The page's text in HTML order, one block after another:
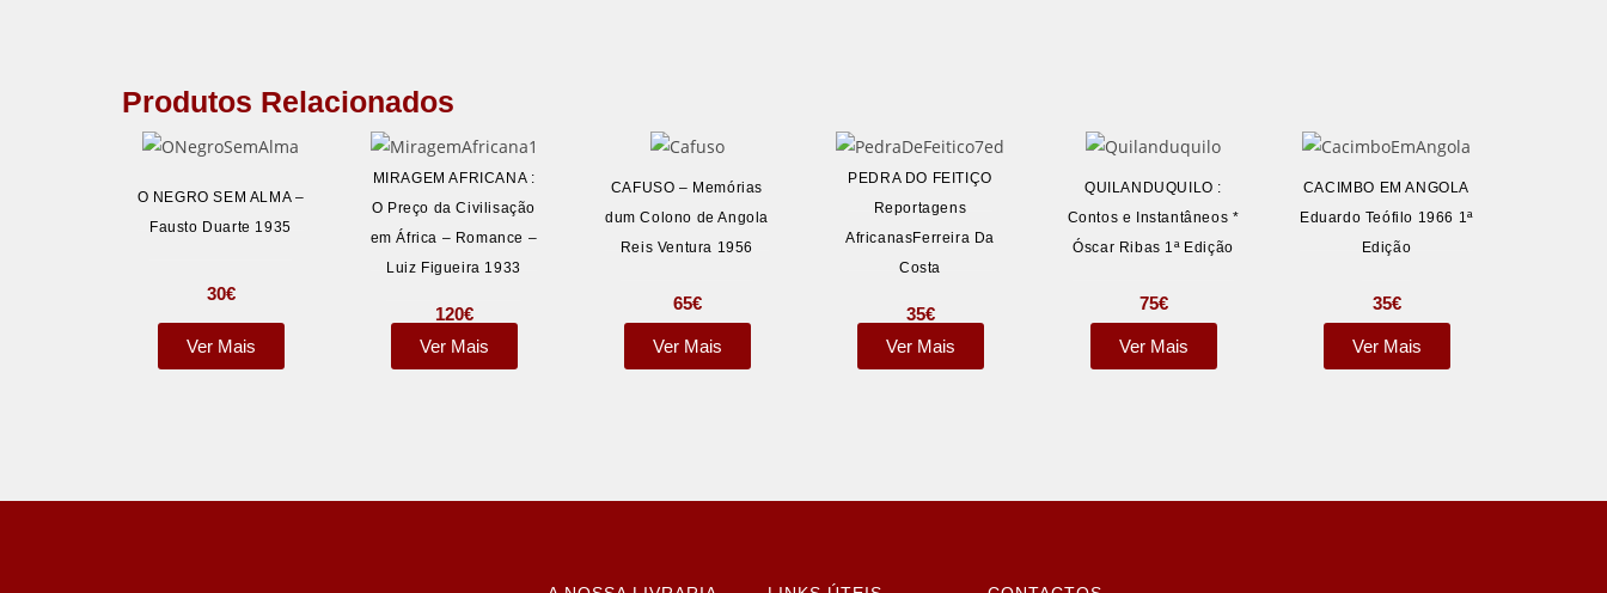
Produtos Relacionados
O NEGRO SEM ALMA –
Fausto Duarte 1935
30€
Ver Mais
MIRAGEM AFRICANA :
O Preço da Civilisação
em África – Romance –
Luiz Figueira 1933
120€
Ver Mais
CAFUSO – Memórias
dum Colono de Angola
Reis Ventura 1956
65€
Ver Mais
PEDRA DO FEITIÇO
Reportagens
AfricanasFerreira Da
Costa
35€
Ver Mais
QUILANDUQUILO :
Contos e Instantâneos *
Óscar Ribas 1ª Edição
75€
Ver Mais
CACIMBO EM ANGOLA
Eduardo Teófilo 1966 1ª
Edição
35€
Ver Mais